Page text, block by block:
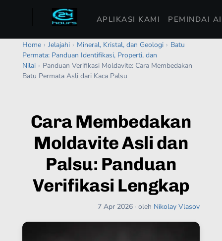
APLIKASI KAMI PEMINDAI
Home › Jelajahi › Mineral, Kristal, dan Geologi › Batu
Permata: Panduan Identifikasi, Properti, dan
Nilai › Panduan Verifikasi Moldavite: Cara Membedakan
Batu Permata Asli dari Kaca Palsu
Cara Membedakan
Moldavite Asli dan
Palsu: Panduan
Verifikasi Lengkap
7 Apr 2026 ·oleh Nikolay Vlasov